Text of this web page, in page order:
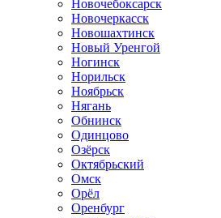
Новочебоксарск
Новочеркасск
Новошахтинск
Новый Уренгой
Ногинск
Норильск
Ноябрьск
Нягань
Обнинск
Одинцово
Озёрск
Октябрьский
Омск
Орёл
Оренбург